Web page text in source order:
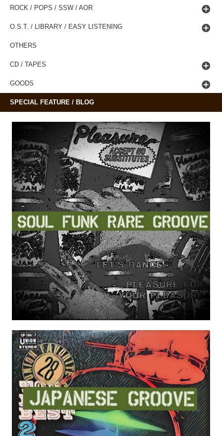
ROCK / POPS / SSW / AOR
O.S.T. / LIBRARY / EASY LISTENING
OTHERS
CD / TAPES
GOODS
SPECIAL FEATURE / BLOG